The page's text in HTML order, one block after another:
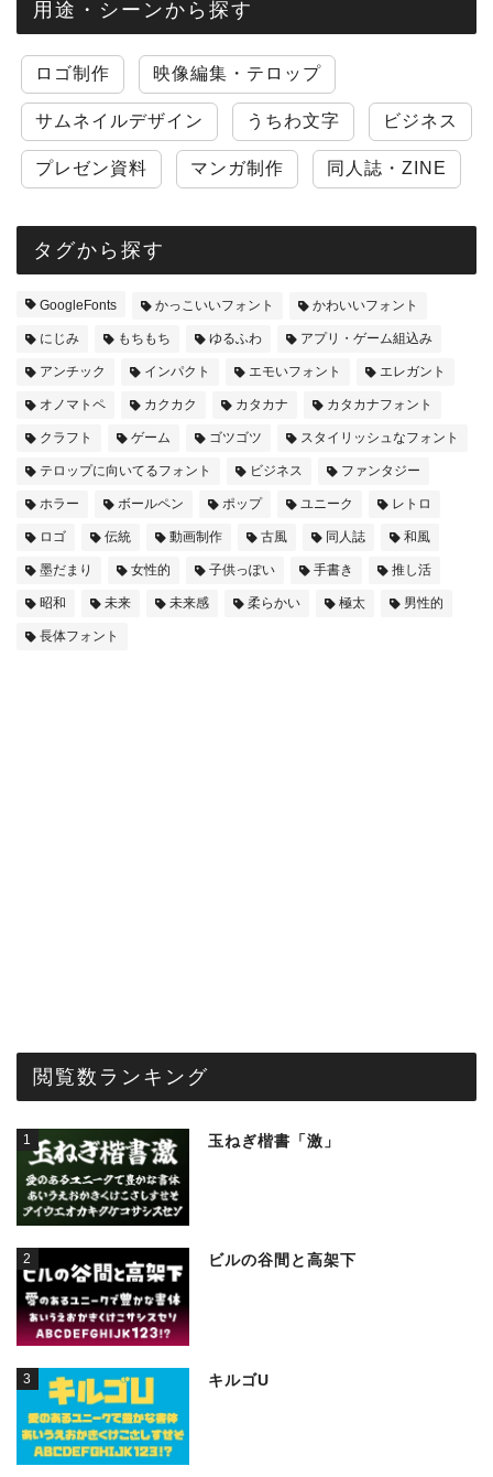
用途・シーンから探す
ロゴ制作 映像編集・テロップ
サムネイルデザイン うちわ文字 ビジネス
プレゼン資料 マンガ制作 同人誌・ZINE
タグから探す
GoogleFonts かっこいいフォント かわいいフォント
にじみ もちもち ゆるふわ アプリ・ゲーム組込み
アンチック インパクト エモいフォント エレガント
オノマトペ カクカク カタカナ カタカナフォント
クラフト ゲーム ゴツゴツ スタイリッシュなフォント
テロップに向いてるフォント ビジネス ファンタジー
ホラー ボールペン ポップ ユニーク レトロ
ロゴ 伝統 動画制作 古風 同人誌 和風
墨だまり 女性的 子供っぽい 手書き 推し活
昭和 未来 未来感 柔らかい 極太 男性的
長体フォント
閲覧数ランキング
1 玉ねぎ楷書「激」
2 ビルの谷間と高架下
3 キルゴU